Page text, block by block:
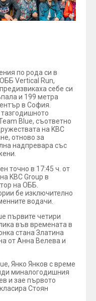
по рода си в
Vertical Run,
себе си
и 199 метра
в София.
тазгодишното
Blue, съответно
на KBC
отново за
надпревара със
точно в 17:45 ч. от
KBC Group в
на ОББ.
бе изключително
водачи.
първите четири
във времената в
стана Златина
от Анна Велева и
Янко Янков с време
миналогодишния
и зае първото
Стоян